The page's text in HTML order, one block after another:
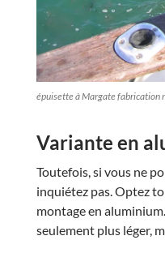
épuisette à Margate fabrication
Variante en
Toutefois, si vous ne
inquiétez pas. Optez
montage en
seulement plus léger,